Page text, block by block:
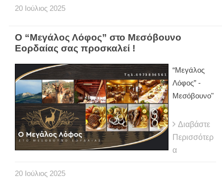
20 Ιούλιος 2025
O “Μεγάλος Λόφος” στο Μεσόβουνο
Εορδαίας σας προσκαλεί !
“Μεγάλος
Λόφος” -
Μεσόβουνο"
Διαβάστε
Περισσότερ
α
20 Ιούλιος 2025